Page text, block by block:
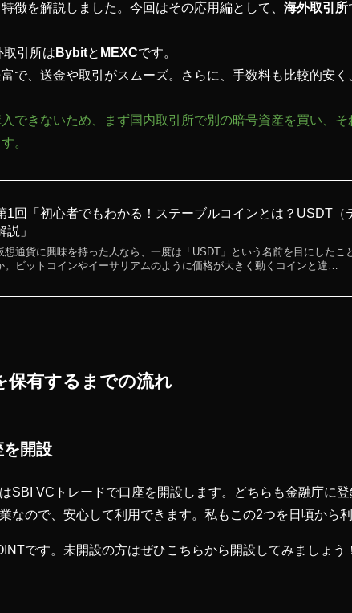
徴を解説しました。今回はその応用編として、 海外取引所
取引所は Bybitと MEXCです。
で、送金や取引がスムーズ。さらに、手数料も比較的安
できないため、まず国内取引所で別の暗号資産を買い、
。
1回「初心者でもわかる！ステーブルコインとは？USDT（
説」
想通貨に興味を持った人なら、一度は「USDT」という名前を目にしたこ
。ビットコインやイーサリアムのように価格が大きく動くコインと違…
保有するまでの流れ
を開設
SBI VCトレードで口座を開設します。どちらも金融庁に
なので、安心して利用できます。私もこの2つを日頃から
です。未開設の方はぜひこちらから開設してみましょう